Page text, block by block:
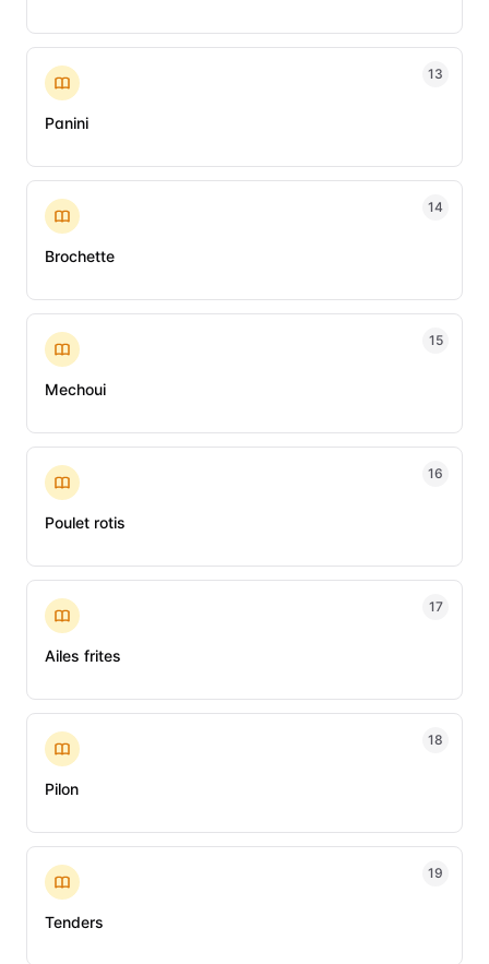
13
Panini
14
Brochette
15
Mechoui
16
Poulet rotis
17
Ailes frites
18
Pilon
19
Tenders